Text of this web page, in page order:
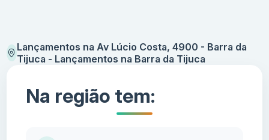
Lançamentos na Av Lúcio Costa, 4900 - Barra da
Tijuca - Lançamentos na Barra da Tijuca
Na região tem: